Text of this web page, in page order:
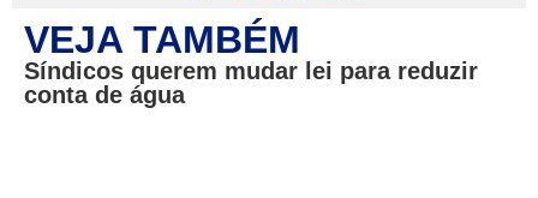
VEJA TAMBÉM
Síndicos querem mudar lei para reduzir
conta de água